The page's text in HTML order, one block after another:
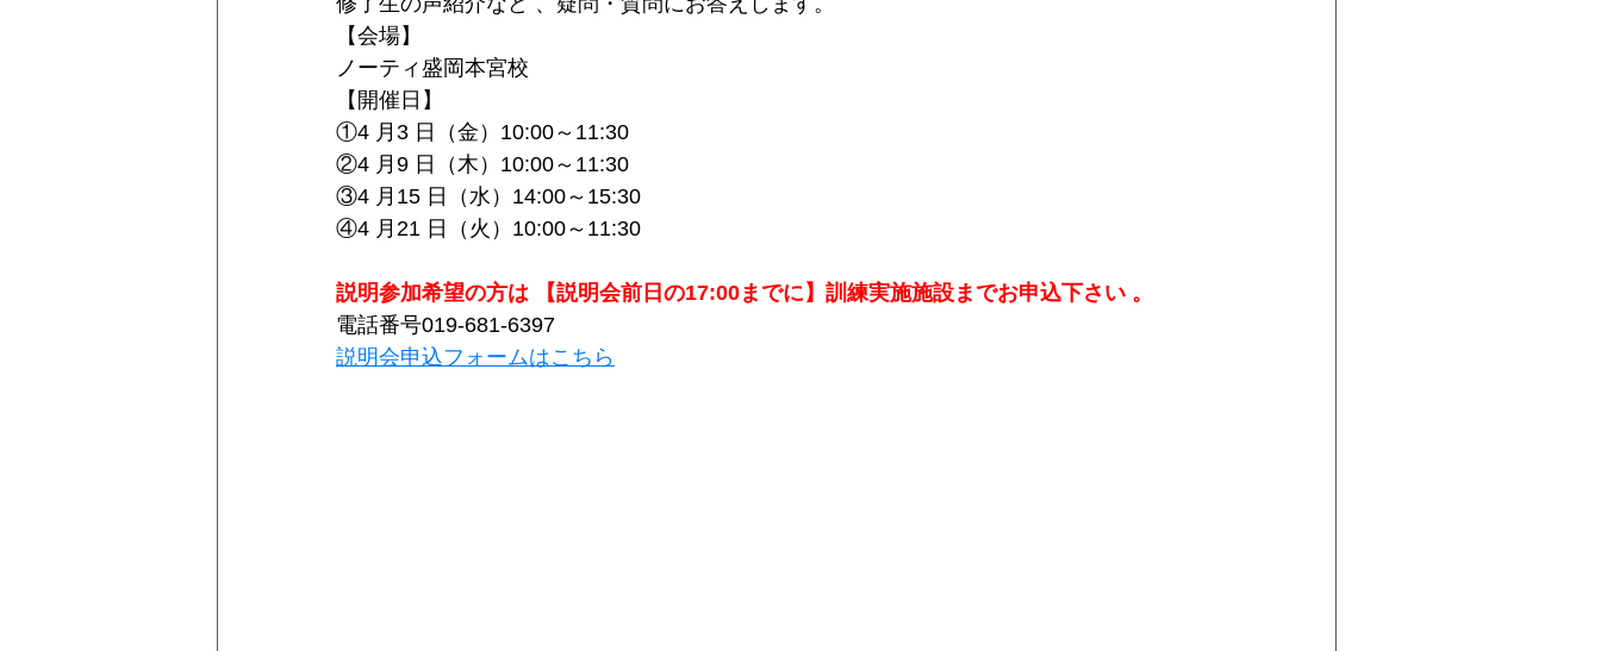
【会場】
ノーティ盛岡本宮校
【開催日】
①4 月3 日（金）10:00～11:30
②4 月9 日（木）10:00～11:30
③4 月15 日（水）14:00～15:30
④4 月21 日（火）10:00～11:30
説明参加希望の方は 【説明会前日の17:00までに】訓練実施施設までお申込下さい 。
電話番号019-681-6397
説明会申込フォームはこちら